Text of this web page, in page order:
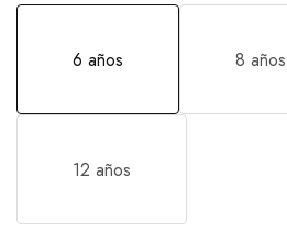
6 años 8 años
12 años